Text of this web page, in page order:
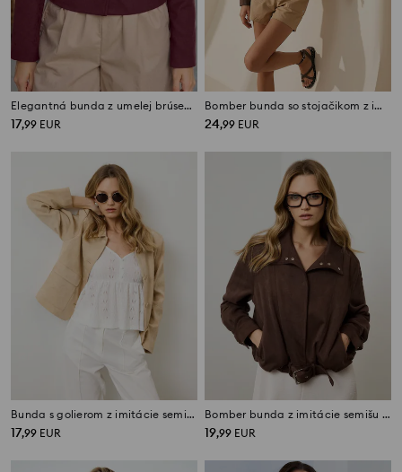
Elegantná bunda z umelej brúsenej kože
17,99 EUR
Bomber bunda so stojačikom z imitácie kože
24,99 EUR
Bunda s golierom z imitácie semišu
17,99 EUR
Bomber bunda z imitácie semišu s prackou
19,99 EUR